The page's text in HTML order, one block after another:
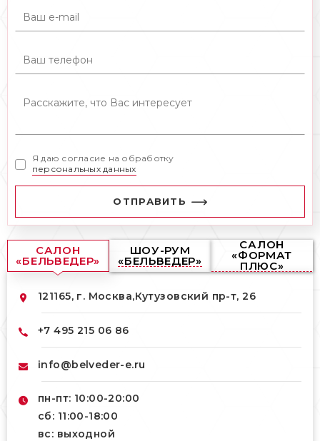
Я даю согласие на обработку
персональных данных
ОТПРАВИТЬ
САЛОН
«БЕЛЬВЕДЕР»
ШОУ-РУМ
«БЕЛЬВЕДЕР»
САЛОН
«ФОРМАТ
ПЛЮС»
121165, г. Москва,Кутузовский пр-т, 26
+7 495 215 06 86
info@belveder-e.ru
пн-пт: 10:00-20:00
сб: 11:00-18:00
вс: выходной